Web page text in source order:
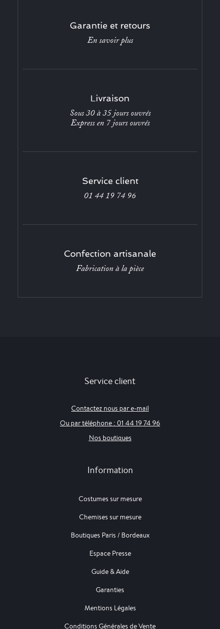
Garantie et retours
En savoir plus
Livraison
Sous 30 à 35 jours ouvrés
Express en 7 jours ouvrés
Service client
01 44 19 74 96
Confection artisanale
Fabrication à la pièce
Service client
Contactez nous par e-mail
Ou par téléphone : 01 44 19 74 96
Nos boutiques
Information
Costumes sur mesure
Chemises sur mesure
Boutiques Paris / Bordeaux
Espace Presse
Guide & Aide
Garanties
Mentions Légales
Conditions Générales de Vente